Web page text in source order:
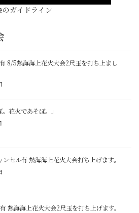
ガイドライン
8/5熱海海上花火大会2尺玉を打ち上まし
。花火であそぼ。」
セル有 熱海海上花火大会打ち上げます。
熱海海上花火大会2尺玉を打ち上げます。